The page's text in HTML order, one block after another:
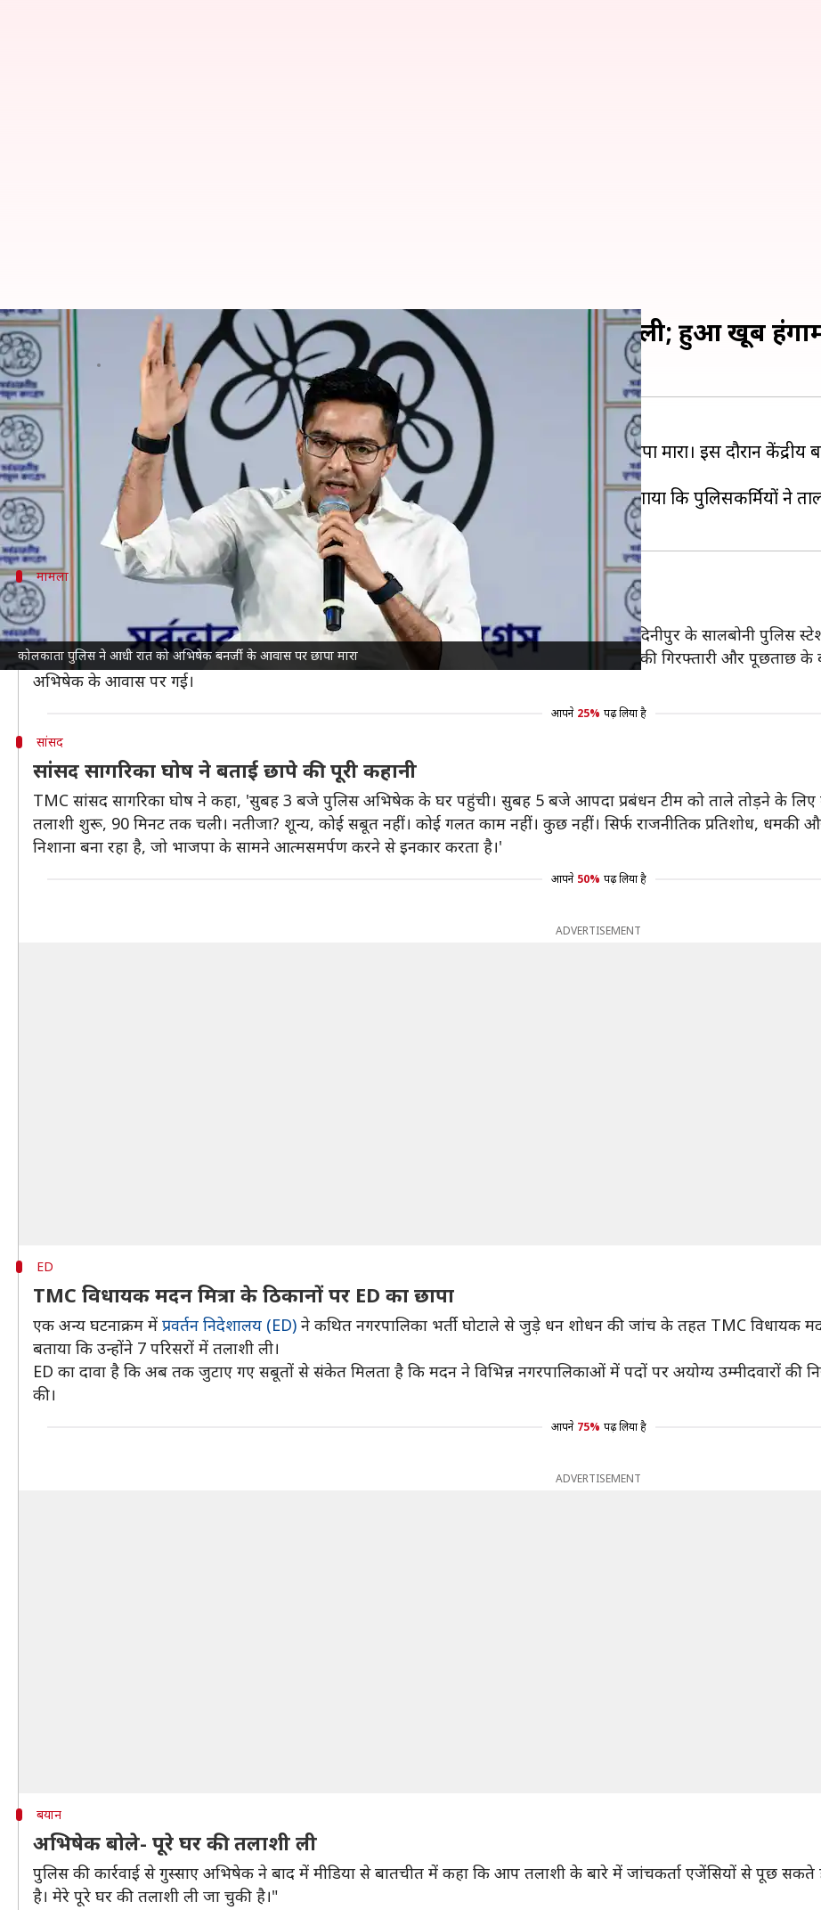
कोलकाता पुलिस ने आधी रात को अभिषेक बनर्जी के आवास पर छापा मारा
अभिषेक बनर्जी के घर आधी रात को पहुंची पुलिस, 4 घंटे तलाशी ली; हुआ खूब
लेखन Jun 13, 2026 11:17 am
क्या है खबर?
ममता बनर्जी के भतीजेअभिषेक बनर्जी के कालीघाट स्थित घर पर रात 3 बजे
ने छापा मारा। इस दौरान
तक अभिषेक के घर की तलाशी ली।
इसकी खबर लगते ही ममता बनर्जी भी अभिषेक के आवास पर पहुंची। बाद में अभिषेक ने आरोप लगाया कि पुलिसकर्मियों ने
मामला
किस मामले में हुई छापेमारी?
यह छापेमारी किस मामले में की गई, इसकी जानकारी सामने नहीं आई है। बताया जा रहा है कि पश्चिम मेदिनीपुर के सालबोनी पुलिस
न्यूज18ने सूत्रों के हवाले से बताया कि मेदिनीपुर के पूर्व विधायक और जिला TMCअध्यक्ष सुजॉय हाजरा की गिरफ्तारी और पूछताछ के
अभिषेक के आवास पर गई।
आपने 25% पढ़ लिया है
सांसद
सांसद सागरिका घोष ने बताई छापे की पूरी कहानी
TMC सांसद सागरिका घोष ने कहा, 'सुबह 3 बजे पुलिस अभिषेक के घर पहुंची। सुबह 5 बजे आपदा प्रबंधन टीम को ताले तोड़ने के
तलाशी शुरू, 90 मिनट तक चली। नतीजा? शून्य, कोई सबूत नहीं। कोई गलत काम नहीं। कुछ नहीं। सिर्फ राजनीतिक प्रतिशोध, धमकी
निशाना बना रहा है, जो भाजपा के सामने आत्मसमर्पण करने से इनकार करता है।'
आपने 50% पढ़ लिया है
ADVERTISEMENT
ED
TMC विधायक मदन मित्रा के ठिकानों पर ED का छापा
एक अन्य घटनाक्रम में प्रवर्तन निदेशालय (ED) ने कथित नगरपालिका भर्ती घोटाले से जुड़े धन शोधन की जांच के तहत TMC विधायक मदन
बताया कि उन्होंने 7 परिसरों में तलाशी ली।
ED का दावा है कि अब तक जुटाए गए सबूतों से संकेत मिलता है कि मदन ने विभिन्न नगरपालिकाओं में पदों पर अयोग्य उम्मीदवारों की
की।
आपने 75% पढ़ लिया है
ADVERTISEMENT
बयान
अभिषेक बोले- पूरे घर की तलाशी ली
पुलिस की कार्रवाई से गुस्साए अभिषेक ने बाद में मीडिया से बातचीत में कहा कि आप तलाशी के बारे में जांचकर्ता एजेंसियों से पूछ सकते
है। मेरे पूरे घर की तलाशी ली जा चुकी है।"